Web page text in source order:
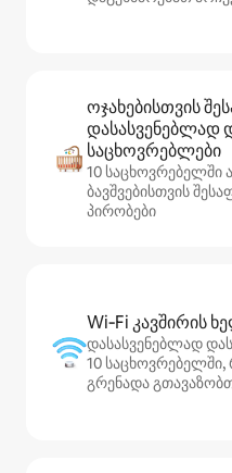
ოჯახებისთვის
დასასვენებლად
საცხოვრებლები
10 საცხოვრებელში
ბავშვებისთვის
პირობები
Wi‑Fi კავშირის
დასასვენებლად
10
გრენადა